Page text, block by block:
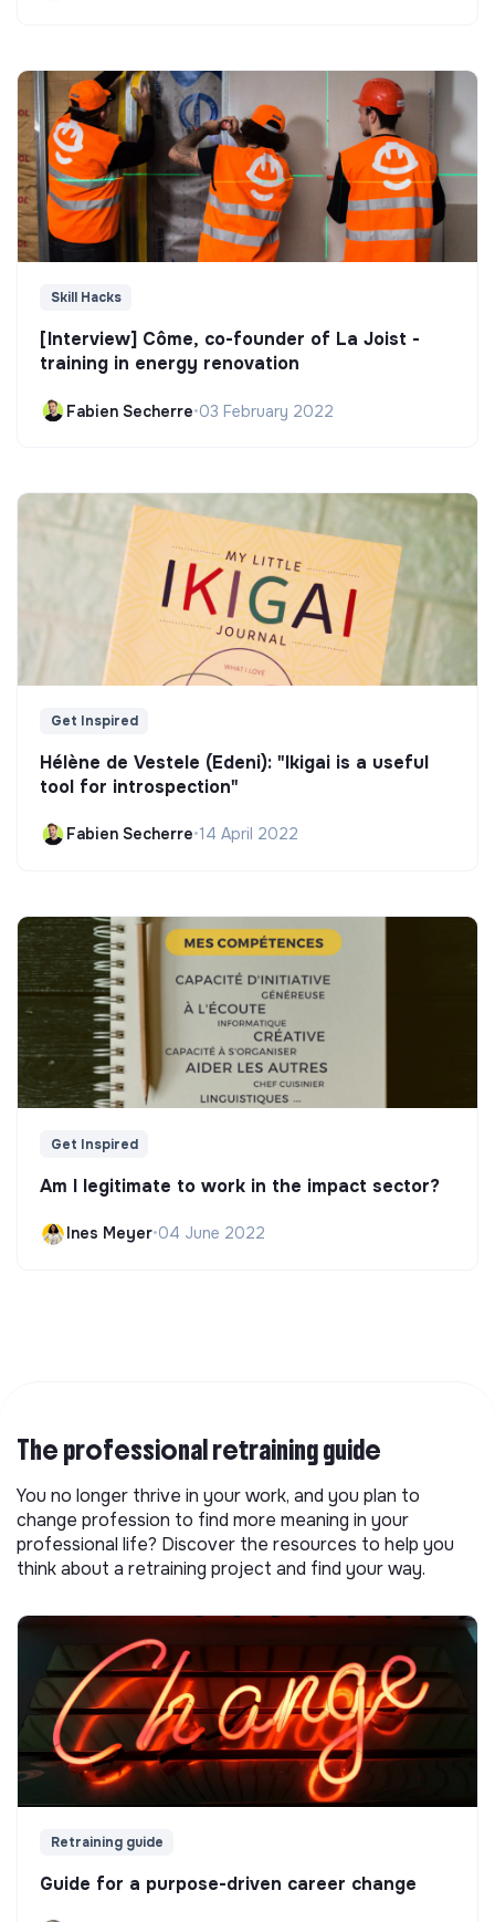
Skill Hacks
[Interview] Côme, co-founder of La Joist -
training in energy renovation
Fabien Secherre•03 February 2022
Get Inspired
Hélène de Vestele (Edeni): "Ikigai is a useful
tool for introspection"
Fabien Secherre•14 April 2022
Get Inspired
Am I legitimate to work in the impact sector?
Ines Meyer•04 June 2022
The professional retraining guide
You no longer thrive in your work, and you plan to
change profession to find more meaning in your
professional life? Discover the resources to help you
think about a retraining project and find your way.
Retraining guide
Guide for a purpose-driven career change